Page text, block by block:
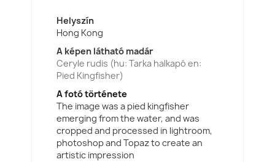
Helyszín
Hong Kong
A képen látható madár
Ceryle rudis (hu: Tarka halkapó en:
Pied Kingfisher)
A fotó története
The image was a pied kingfisher
emerging from the water, and was
cropped and processed in lightroom,
photoshop and Topaz to create an
artistic impression